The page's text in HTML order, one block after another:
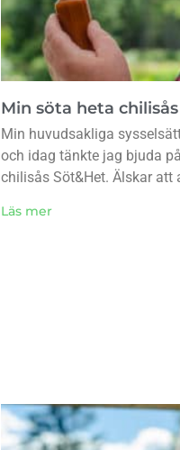
Min söta heta chilisås
Min huvudsakliga
och idag tänkte jag bjuda
chilisås Söt&Het. Älskar att
Läs mer